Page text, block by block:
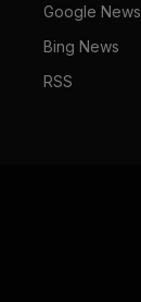
Google News
Bing News
RSS